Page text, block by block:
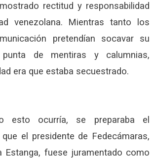
rectitud y responsabilidad
venezolana. Mientras tanto los
pretendían socavar su
de mentiras y calumnias,
era que estaba secuestrado.
esto ocurría, se preparaba el
el presidente de Fedecámaras,
Estanga, fuese juramentado como